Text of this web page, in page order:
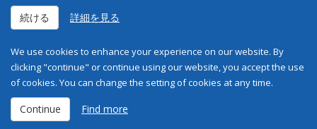
続ける 詳細を見る
We use cookies to enhance your experience on our website. By
clicking "continue" or continue using our website, you accept the use
of cookies. You can change the setting of cookies at any time.
Continue Find more